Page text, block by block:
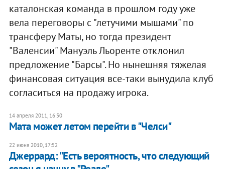
каталонская команда в прошлом году уже
вела переговоры с "летучими мышами" по
трансферу Маты, но тогда президент
"Валенсии" Мануэль Льоренте отклонил
предложение "Барсы". Но нынешняя тяжелая
финансовая ситуация все-таки вынудила клуб
согласиться на продажу игрока.
14 апреля 2011, 16:30
Мата может летом перейти в "Челси"
22 июня 2010, 17:52
Джеррард: "Есть вероятность, что следующий